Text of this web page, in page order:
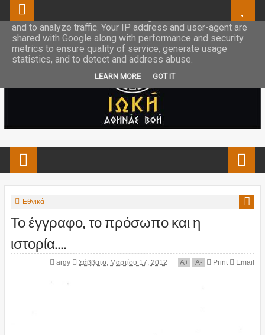
Εθνικά
Το έγγραφο, το πρόσωπο και η
ιστορία....
argy Σάββατο, Μαρτίου 17, 2012 A+ A- Print Email
This site uses cookies from Google to deliver its services
and to analyze traffic. Your IP address and user-agent are
shared with Google along with performance and security
metrics to ensure quality of service, generate usage
statistics, and to detect and address abuse.
LEARN MORE GOT IT